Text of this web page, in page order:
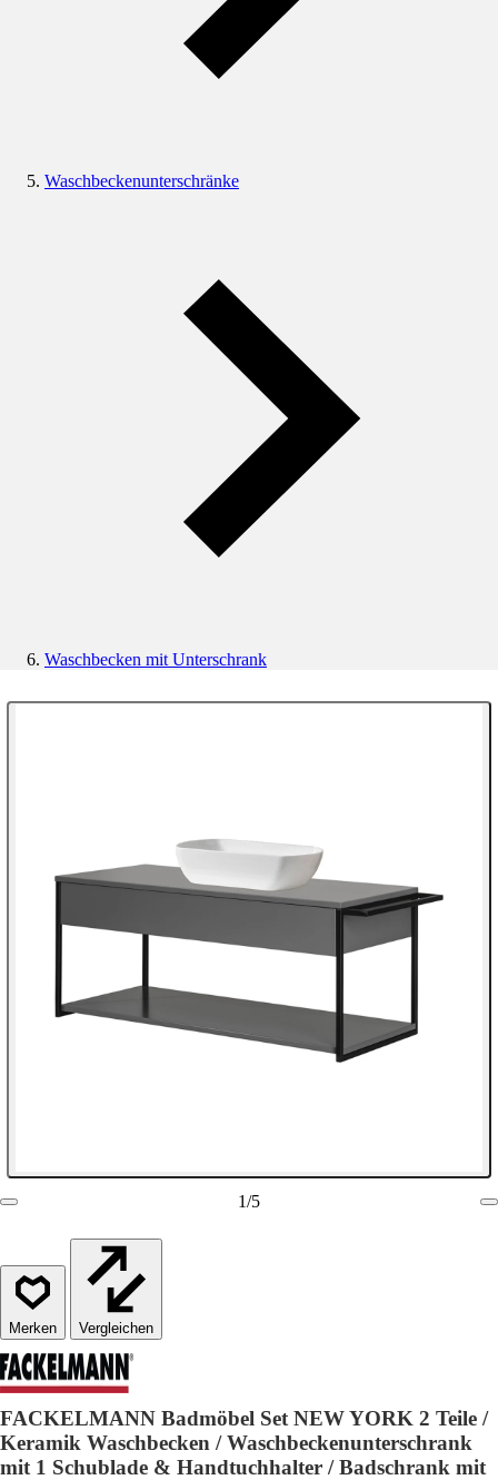
Waschbeckenunterschränke
Waschbecken mit Unterschrank
1/5
Vergleichen
FACKELMANN Badmöbel Set NEW YORK 2 Teile /
Keramik Waschbecken / Waschbeckenunterschrank
mit 1 Schublade & Handtuchhalter / Badschrank mit